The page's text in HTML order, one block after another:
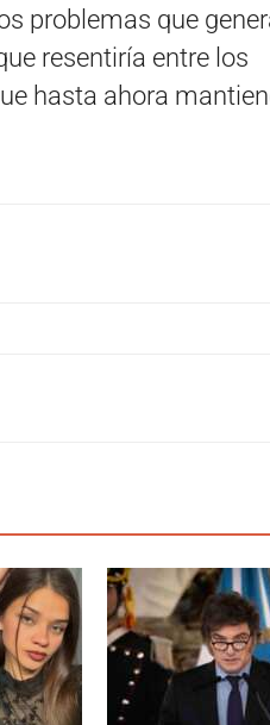
problemas que
resentiría entre los
hasta ahora